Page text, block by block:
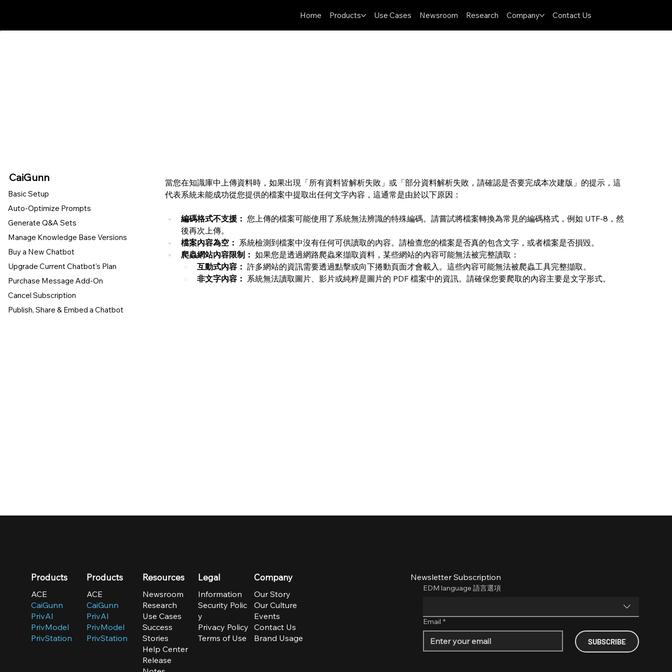
Home Products Use Cases Newsroom Research Company Contact Us
CaiGunn
Basic Setup
Auto-Optimize Prompts
Generate Q&A Sets
Manage Knowledge Base Versions
Buy a New Chatbot
Upgrade Current Chatbot's Plan
Purchase Message Add-On
Cancel Subscription
Publish, Share & Embed a Chatbot
當您在知識庫中上傳資料時，如果出現「所有資料皆解析失敗」或「部分資料解析失敗，請確認是否要完成本次建版」的提示，這
代表系統未能成功從您提供的檔案中提取出任何文字內容，這通常是由於以下原因：
編碼格式不支援： 您上傳的檔案可能使用了系統無法辨識的特殊編碼。請嘗試將檔案轉換為常見的編碼格式，例如 UTF-8，然
後再次上傳。
檔案內容為空： 系統檢測到檔案中沒有任何可供讀取的內容。請檢查您的檔案是否真的包含文字，或者檔案是否損毀。
爬蟲網站內容限制： 如果您是透過網路爬蟲來擷取資料，某些網站的內容可能無法被完整讀取：
互動式內容： 許多網站的資訊需要透過點擊或向下捲動頁面才會載入。這些內容可能無法被爬蟲工具完整擷取。
非文字內容： 系統無法讀取圖片、影片或純粹是圖片的 PDF 檔案中的資訊。請確保您要爬取的內容主要是文字形式。
Products
ACE
CaiGunn
PrivAI
PrivModel
PrivStation
Products
ACE
CaiGunn
PrivAI
PrivModel
PrivStation
Resources
Newsroom
Research
Use Cases
Success
Stories
Help Center
Release
Legal
Information
Security Polic
y
Privacy Policy
Terms of Use
Company
Our Story
Our Culture
Events
Contact Us
Brand Usage
Newsletter Subscription
EDM language 語言選項
Email *
SUBSCRIBE